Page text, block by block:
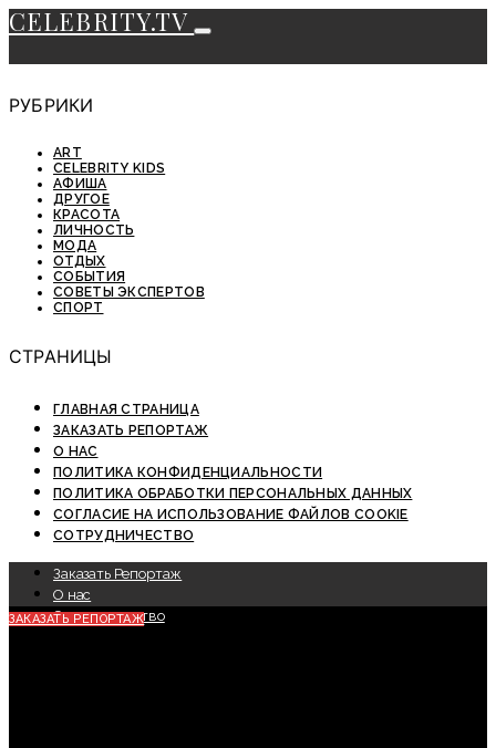
CELEBRITY.TV
РУБРИКИ
ART
CELEBRITY KIDS
АФИША
ДРУГОЕ
КРАСОТА
ЛИЧНОСТЬ
МОДА
ОТДЫХ
СОБЫТИЯ
СОВЕТЫ ЭКСПЕРТОВ
СПОРТ
СТРАНИЦЫ
ГЛАВНАЯ СТРАНИЦА
ЗАКАЗАТЬ РЕПОРТАЖ
О НАС
ПОЛИТИКА КОНФИДЕНЦИАЛЬНОСТИ
ПОЛИТИКА ОБРАБОТКИ ПЕРСОНАЛЬНЫХ ДАННЫХ
СОГЛАСИЕ НА ИСПОЛЬЗОВАНИЕ ФАЙЛОВ COOKIE
СОТРУДНИЧЕСТВО
Заказать Репортаж
О нас
Сотрудничество
ЗАКАЗАТЬ РЕПОРТАЖ